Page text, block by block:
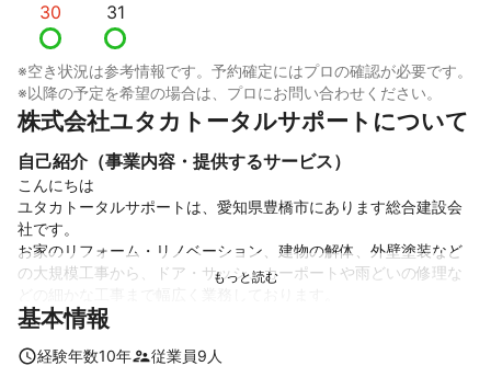
30 31
※空き状況は参考情報です。予約確定にはプロの確認が必要です。
※以降の予定を希望の場合は、プロにお問い合わせください。
株式会社ユタカトータルサポートについて
自己紹介（事業内容・提供するサービス）
こんにちは
ユタカトータルサポートは、愛知県豊橋市にあります総合建設会
社です。
お家のリフォーム・リノベーション、建物の解体、外壁塗装など
の大規模工事から、ドア・サッシ、カーポートや雨どいの修理な
弊社は、「暮らしを豊かにトータルサポートします」をコンセプ
基本情報
経験年数10年 従業員9 人